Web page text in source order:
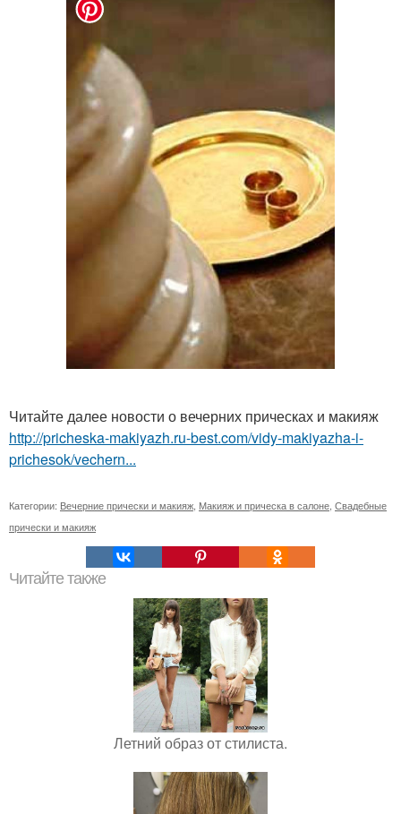
Читайте далее новости о вечерних прическах и макияж
http://pricheska-makiyazh.ru-best.com/vidy-makiyazha-i-
prichesok/vechern...
Категории: Вечерние прически и макияж Макияж и прическа в салоне Свадебные
прически и макияж
Читайте также
Летний образ от стилиста.